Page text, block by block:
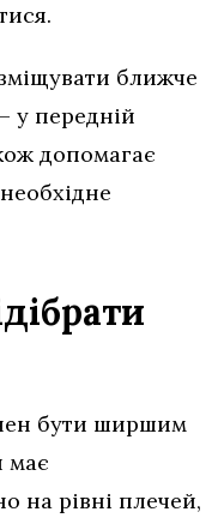
ближче
у передній
допомагає
бути ширшим
має
на рівні плечей,